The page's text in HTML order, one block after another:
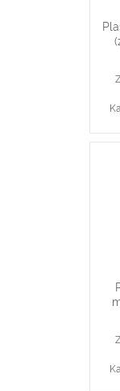
6